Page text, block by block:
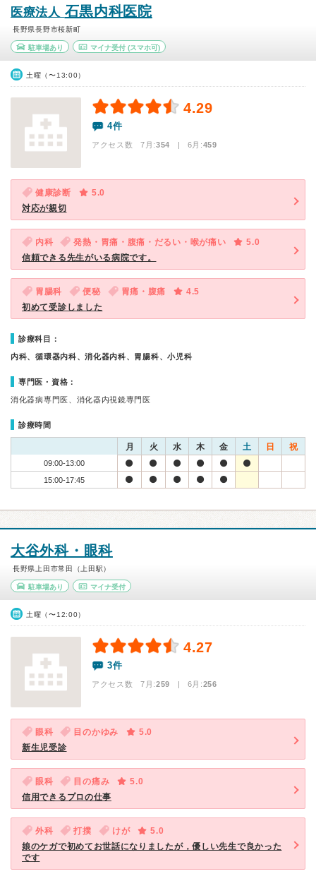
医療法人 石黒内科医院
長野県長野市桜新町
駐車場あり マイナ受付(スマホ可)
土曜（〜13:00）
4.29
4件
アクセス数 7月:354 | 6月:459
健康診断
5.0
対応が親切
内科 発熱・胃痛・腹痛・だるい・喉が痛い
5.0
信頼できる先生がいる病院です。
胃腸科 便秘 胃痛・腹痛
4.5
初めて受診しました
診療科目：
内科、循環器内科、消化器内科、胃腸科、小児科
専門医・資格：
消化器病専門医、消化器内視鏡専門医
診療時間
月 火 水 木 金 土 日 祝
09:00-13:00
15:00-17:45
大谷外科・眼科
長野県上田市常田（上田駅）
駐車場あり マイナ受付
土曜（〜12:00）
4.27
3件
アクセス数 7月:259 | 6月:256
眼科 目のかゆみ
5.0
新生児受診
眼科 目の痛み
5.0
信用できるプロの仕事
外科 打撲 けが
5.0
娘のケガで初めてお世話になりましたが，優しい先生で良かった
です